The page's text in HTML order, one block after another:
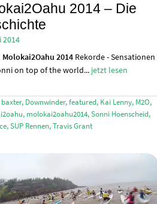
2014 – Die
2014
Molokai2Oahu 2014Rekorde - Sensationen
on top of the world... jetzt lesen
, Downwinder, featured, Kai Lenny, M2O,
, molokai2oahu2014, Sonni Hoenscheid,
, SUP Rennen, Travis Grant